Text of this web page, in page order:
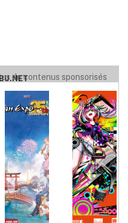
de contenus sponsorisés